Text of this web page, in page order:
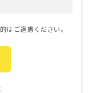
はご遠慮ください。